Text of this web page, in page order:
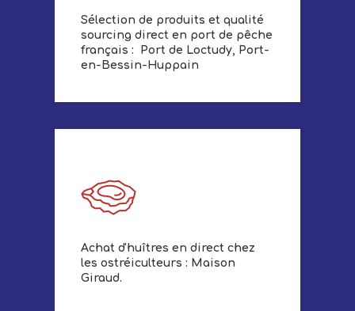
Sélection de produits et qualité
sourcing direct en port de pêche
français : Port de Loctudy, Port-
en-Bessin-Huppain
Achat d'huîtres en direct chez
les ostréiculteurs : Maison
Giraud.